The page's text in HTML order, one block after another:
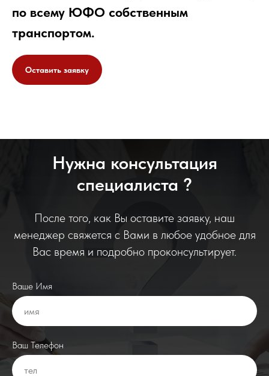
по всему ЮФО собственным
транспортом.
Оставить заявку
Нужна консультация
специалиста ?
После того, как Вы оставите заявку, наш
менеджер свяжется с Вами в любое удобное для
Вас время и подробно проконсультирует.
Ваше Имя
Ваш Телефон